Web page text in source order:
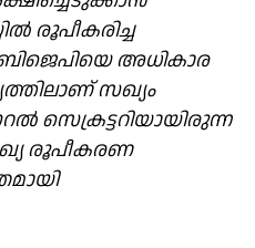
രൂപീകരിച്ച
അധികാര
സഖ്യം
സെക്രട്ടറിയായിരുന്ന
രൂപീകരണ